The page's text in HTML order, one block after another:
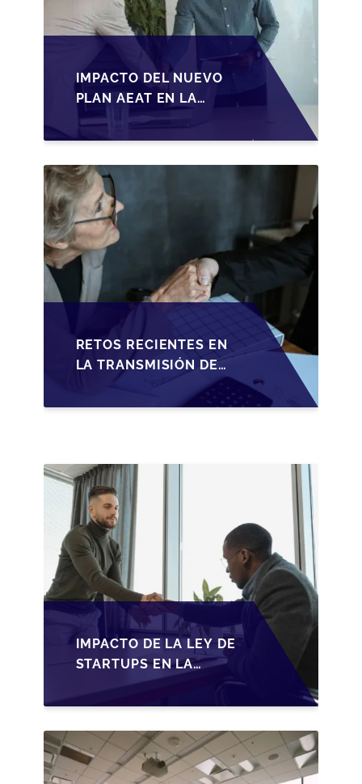
IMPACTO DEL NUEVO
PLAN AEAT EN LA
TRANSMISIÓN DE
PYMES ESPAÑOLAS
RETOS RECIENTES EN
LA TRANSMISIÓN DE
PYMES ESPAÑOLAS:
ADAPTACIONES
2026
IMPACTO DE LA LEY DE
STARTUPS EN LA
TRANSMISIÓN DE
PYMES ESPAÑOLAS